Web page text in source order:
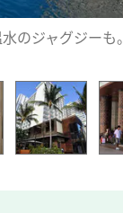
のジャグジーも。